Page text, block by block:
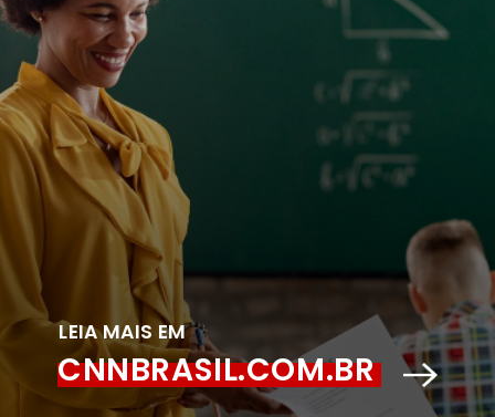
LEIA MAIS EM
CNNBRASIL.COM.BR